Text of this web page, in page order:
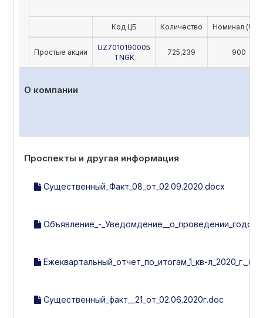
Код ЦБ Количество Номинал
Простые акции
UZ7010190005
TNGK
725,239 900
О компании
Проспекты и другая информация
Существенный_Факт_08_от_02.09.2020.docx
Объявление_-
Ежеквартальный_отчет_по_итогам_1_кв-
Существенный_факт__21_от_02.06.2020г.doc